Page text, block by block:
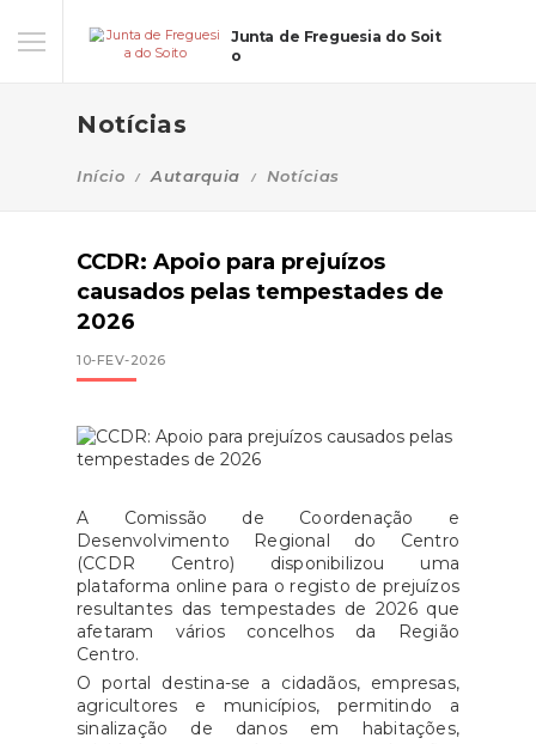
Junta de Freguesia do Soit
o
Notícias
Início Autarquia Notícias
CCDR: Apoio para prejuízos
causados pelas tempestades de
2026
10-FEV-2026
A Comissão de Coordenação e
Desenvolvimento Regional do Centro
(CCDR Centro) disponibilizou uma
plataforma online para o registo de prejuízos
resultantes das tempestades de 2026 que
afetaram vários concelhos da Região
Centro.
O portal destina-se a cidadãos, empresas,
agricultores e municípios, permitindo a
sinalização de danos em habitações,